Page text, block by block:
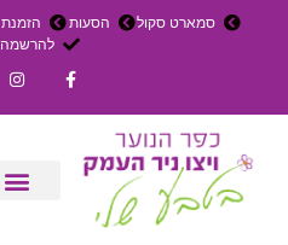
סמארט סקול הסעות הזמנת
להרשמה